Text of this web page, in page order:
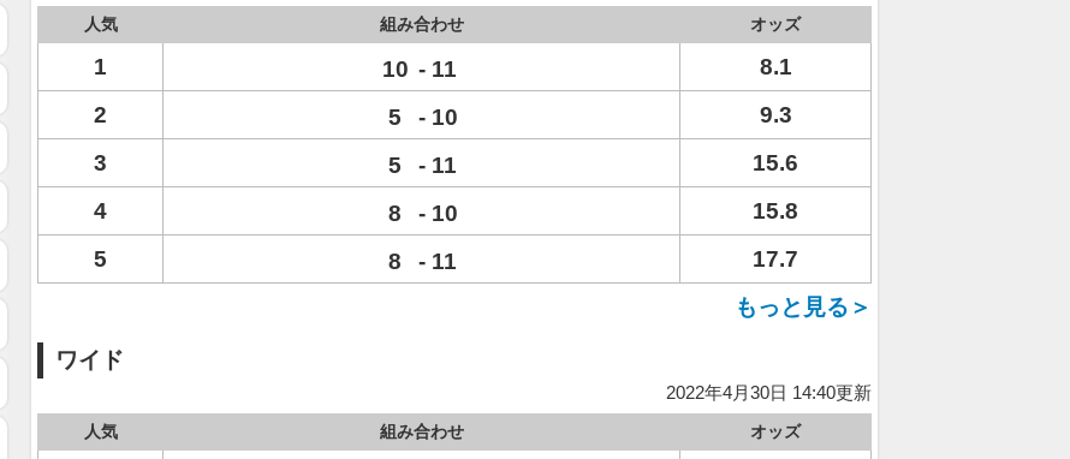
人気 組み合わせ オッズ
1 10 - 11
8.1
2
5 - 10
9.3
3
5 - 11
15.6
4
8 - 10
15.8
5
8 - 11
17.7
もっと見る＞
ワイド
2022年4月30日 14:40更新
人気 組み合わせ オッズ